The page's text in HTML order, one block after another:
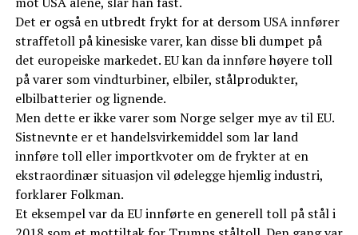
Det er også en utbredt frykt for at dersom USA innfører
straffetoll på kinesiske varer, kan disse bli dumpet på
det europeiske markedet. EU kan da innføre høyere toll
på varer som vindturbiner, elbiler, stålprodukter,
elbilbatterier og lignende.
Men dette er ikke varer som Norge selger mye av til EU.
Sistnevnte er et handelsvirkemiddel som lar land
innføre toll eller importkvoter om de frykter at en
ekstraordinær situasjon vil ødelegge hjemlig industri,
forklarer Folkman.
Et eksempel var da EU innførte en generell toll på stål i